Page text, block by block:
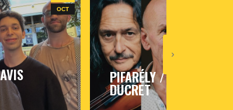
OCT
PIFARÉLY / ROY /
DUCRET